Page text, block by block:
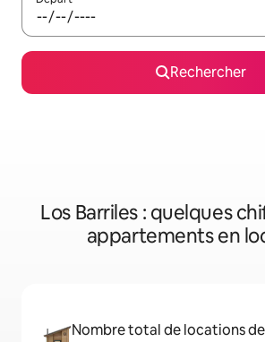
Rechercher
Los Barriles : quelques
appartements en
Nombre total de locations